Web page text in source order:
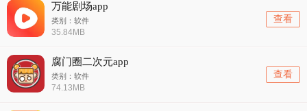
万能剧场app
类别：软件
35.84MB
查看
腐门圈二次元app
类别：软件
74.13MB
查看